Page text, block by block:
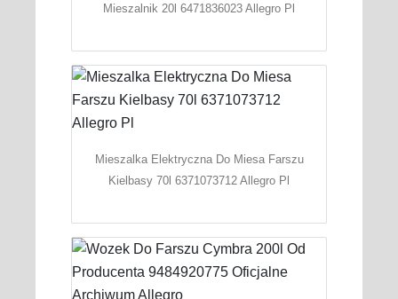
Mieszalnik 20l 6471836023 Allegro Pl
Mieszalka Elektryczna Do Miesa Farszu
Kielbasy 70l 6371073712 Allegro Pl